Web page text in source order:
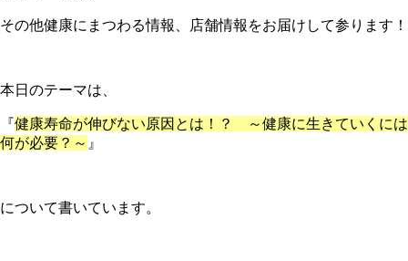
その他健康にまつわる情報、店舗情報をお届けして参ります！
本日のテーマは、
『健康寿命が伸びない原因とは！？ ～健康に生きていくには
何が必要？～ 』
について書いています。